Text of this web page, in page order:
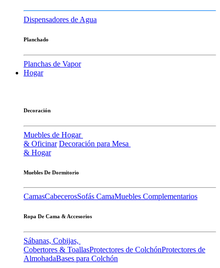
Dispensadores de Agua
Planchado
Planchas de Vapor
Hogar
Decoración
Muebles de Hogar
& Oficinar Decoración para Mesa
& Hogar
Muebles De Dormitorio
CamasCabecerosSofás CamaMuebles Complementarios
Ropa De Cama & Accesorios
Sábanas, Cobijas,
Cobertores & ToallasProtectores de ColchónProtectores de
AlmohadaBases para Colchón